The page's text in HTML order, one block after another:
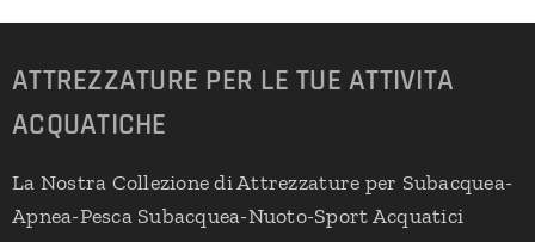
ATTREZZATURE PER LE TUE ATTIVITA
ACQUATICHE
La Nostra Collezione di Attrezzature per Subacquea-
Apnea-Pesca Subacquea-Nuoto-Sport Acquatici